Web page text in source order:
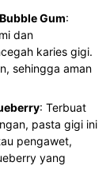
Gum:
dan
karies gigi.
sehingga aman
: Terbuat
pasta gigi ini
pengawet,
yang